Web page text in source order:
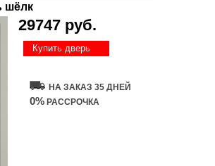
шёлк
29747 руб.
Купить дверь
НА ЗАКАЗ 35 ДНЕЙ
0% РАССРОЧКА